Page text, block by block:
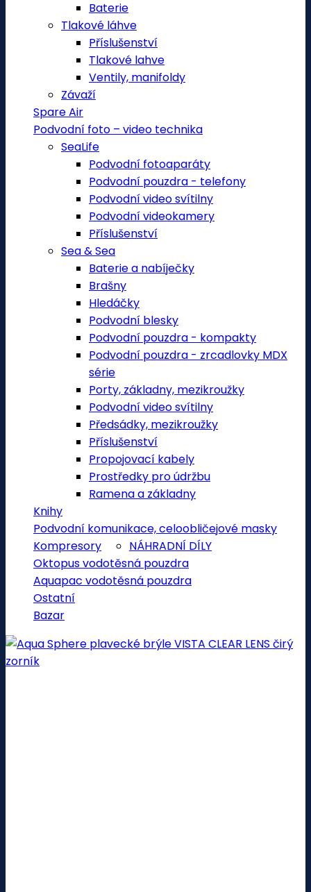
Baterie
Tlakové láhve
Příslušenství
Tlakové lahve
Ventily, manifoldy
Závaží
Spare Air
Podvodní foto – video technika
SeaLife
Podvodní fotoaparáty
Podvodní pouzdra - telefony
Podvodní video svítilny
Podvodní videokamery
Příslušenství
Sea & Sea
Baterie a nabíječky
Brašny
Hledáčky
Podvodní blesky
Podvodní pouzdra - kompakty
Podvodní pouzdra - zrcadlovky MDX
série
Porty, základny, mezikroužky
Podvodní video svítilny
Předsádky, mezikroužky
Příslušenství
Propojovací kabely
Prostředky pro údržbu
Ramena a základny
Knihy
Podvodní komunikace, celoobličejové masky
Kompresory
NÁHRADNÍ DÍLY
Oktopus vodotěsná pouzdra
Aquapac vodotěsná pouzdra
Ostatní
Bazar